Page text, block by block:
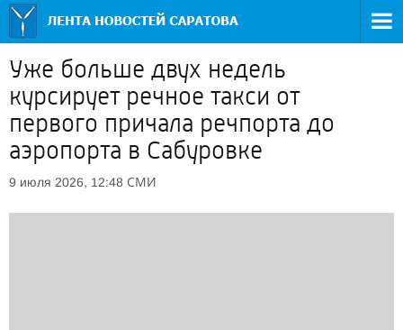
Уже больше двух недель
курсирует речное такси от
первого причала речпорта до
аэропорта в Сабуровке
9 июля 2026, 12:48 СМИ